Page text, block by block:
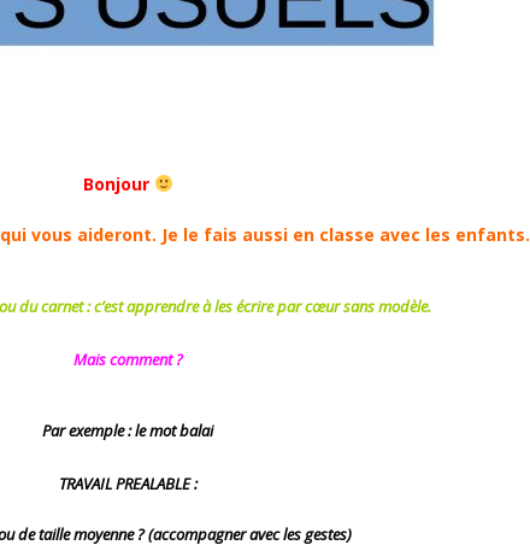
Bonjour
vous aideront. Je le fais aussi en classe avec les enfants.
du carnet : c’est apprendre à les écrire par cœur sans modèle.
Mais comment ?
Par exemple : le mot balai
TRAVAIL PREALABLE :
de taille moyenne ? (accompagner avec lesgestes)